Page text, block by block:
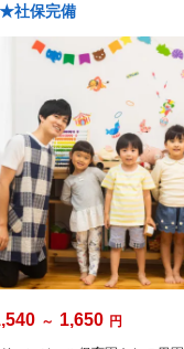
社保完備
～ 1,650 円